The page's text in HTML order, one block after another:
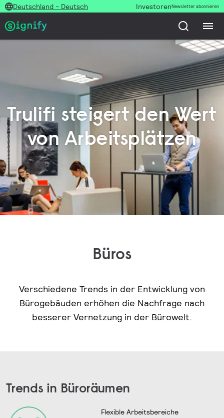
Deutschland - Deutsch InvestorenNewsletter abonnieren
Trulifi steigert den Wert
von Arbeitsplätzen
Büros
Verschiedene Trends in der Entwicklung von
Bürogebäuden erhöhen die Nachfrage nach
besserer Vernetzung in der Bürowelt.
Trends in Büroräumen
Flexible Arbeitsbereiche